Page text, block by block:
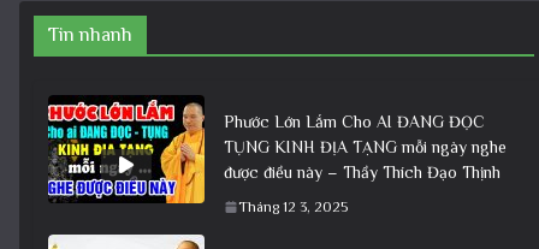
Tin nhanh
Phước Lớn Lắm Cho AI ĐANG ĐỌC
TỤNG KINH ĐỊA TẠNG mỗi ngày nghe
được điều này – Thầy Thích Đạo Thịnh
Tháng 12 3, 2025